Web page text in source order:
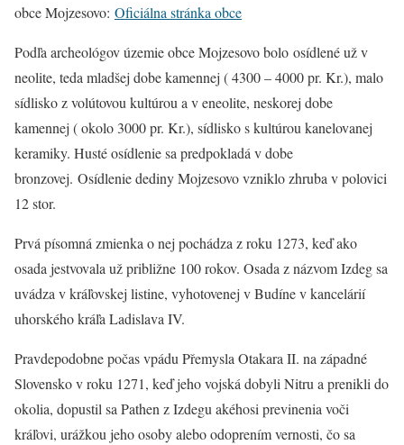
obce Mojzesovo: Oficiálna stránka obce
Podľa archeológov územie obce Mojzesovo bolo osídlené už v
neolite, teda mladšej dobe kamennej ( 4300 – 4000 pr. Kr.), malo
sídlisko z volútovou kultúrou a v eneolite, neskorej dobe
kamennej ( okolo 3000 pr. Kr.), sídlisko s kultúrou kanelovanej
keramiky. Husté osídlenie sa predpokladá v dobe
bronzovej. Osídlenie dediny Mojzesovo vzniklo zhruba v polovici
12 stor.
Prvá písomná zmienka o nej pochádza z roku 1273, keď ako
osada jestvovala už približne 100 rokov. Osada z názvom Izdeg sa
uvádza v kráľovskej listine, vyhotovenej v Budíne v kancelárií
uhorského kráľa Ladislava IV.
Pravdepodobne počas vpádu Přemysla Otakara II. na západné
Slovensko v roku 1271, keď jeho vojská dobyli Nitru a prenikli do
okolia, dopustil sa Pathen z Izdegu akéhosi previnenia voči
kráľovi, urážkou jeho osoby alebo odoprením vernosti, čo sa